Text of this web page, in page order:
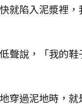
就陷入泥漿裡
聲說，「我的
穿過泥地時，